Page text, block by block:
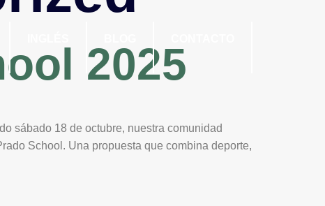
2025
sábado 18 de octubre, nuestra comunidad
School. Una propuesta que combina deporte,